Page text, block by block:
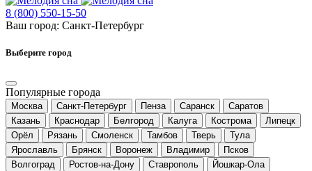
8 (800) 550-15-50
Ваш город: Санкт-Петербург
Выберите город
Популярные города
Москва Санкт-Петербург Пенза Саранск
Саратов
Казань
Краснодар Белгород Калуга Кострома
Липецк
Орёл
Рязань Смоленск Тамбов Тверь
Тула
Ярославль
Брянск Воронеж Владимир
Псков
Волгоград
Ростов-на-Дону Ставрополь
Йошкар-Ола